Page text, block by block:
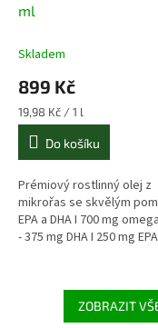
ml
Skladem
899 Kč
Měrná
cena:
19,98 Kč / 1 l
Do košíku
Prémiový rostlinný olej z
mikrořas se skvělým
EPA a DHA I 700 mg
- 375 mg DHA I 250 mg
ZOBRAZIT